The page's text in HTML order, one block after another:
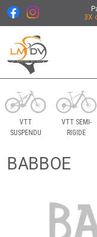
3X
Le Marché du Vélo
VTT
SUSPENDU
VTT SEMI-
RIGIDE
BABBOE